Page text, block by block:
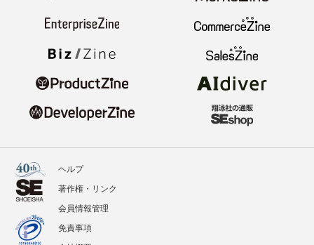
ヘルプ
著作権・リンク
会員情報管理
免責事項